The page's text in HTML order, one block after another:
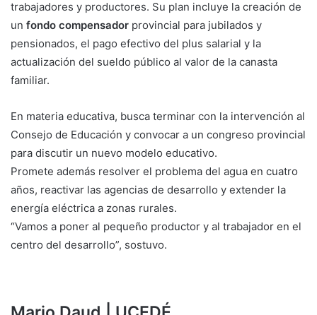
trabajadores y productores. Su plan incluye la creación de
un fondo compensador provincial para jubilados y
pensionados, el pago efectivo del plus salarial y la
actualización del sueldo público al valor de la canasta
familiar.
En materia educativa, busca terminar con la intervención al
Consejo de Educación y convocar a un congreso provincial
para discutir un nuevo modelo educativo.
Promete además resolver el problema del agua en cuatro
años, reactivar las agencias de desarrollo y extender la
energía eléctrica a zonas rurales.
“Vamos a poner al pequeño productor y al trabajador en el
centro del desarrollo”, sostuvo.